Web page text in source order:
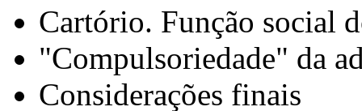
Cartório. Função social
"Compulsoriedade" da
Considerações finais